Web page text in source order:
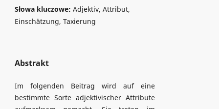
Słowa kluczowe: Adjektiv, Attribut,
Einschätzung, Taxierung
Abstrakt
Im folgenden Beitrag wird auf eine
bestimmte Sorte adjektivischer Attribute